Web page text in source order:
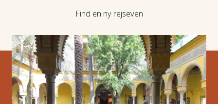
Find en ny rejseven